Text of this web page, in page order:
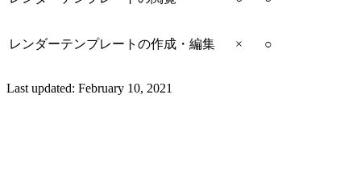
レンダーテンプレートの作成・編集 × ○
Last updated: February 10, 2021